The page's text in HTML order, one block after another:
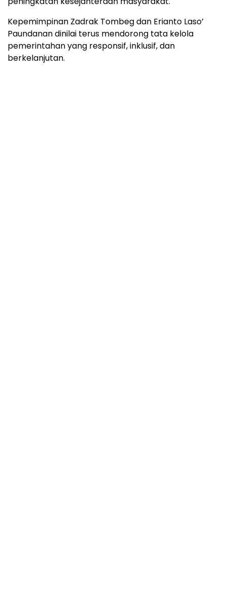
Kepemimpinan Zadrak Tombeg dan Erianto Laso’
Paundanan dinilai terus mendorong tata kelola
pemerintahan yang responsif, inklusif, dan
berkelanjutan.